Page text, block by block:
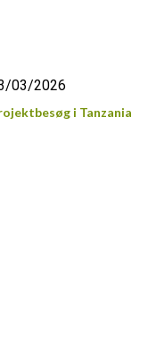
03/2026
i Tanzania